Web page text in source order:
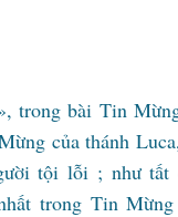
trong bài Tin
của thánh
tội lỗi ; như tất
trong Tin